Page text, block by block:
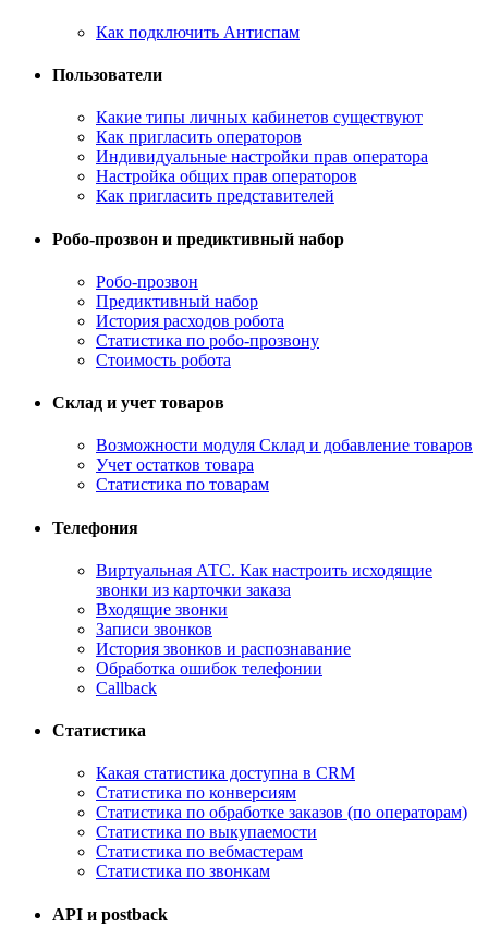
Как подключить Антиспам
Пользователи
Какие типы личных кабинетов существуют
Как пригласить операторов
Индивидуальные настройки прав оператора
Настройка общих прав операторов
Как пригласить представителей
Робо-прозвон и предиктивный набор
Робо-прозвон
Предиктивный набор
История расходов робота
Статистика по робо-прозвону
Стоимость робота
Склад и учет товаров
Возможности модуля Склад и добавление товаров
Учет остатков товара
Статистика по товарам
Телефония
Виртуальная АТС. Как настроить исходящие
звонки из карточки заказа
Входящие звонки
Записи звонков
История звонков и распознавание
Обработка ошибок телефонии
Callback
Статистика
Какая статистика доступна в CRM
Статистика по конверсиям
Статистика по обработке заказов (по операторам)
Статистика по выкупаемости
Статистика по вебмастерам
Статистика по звонкам
API и postback